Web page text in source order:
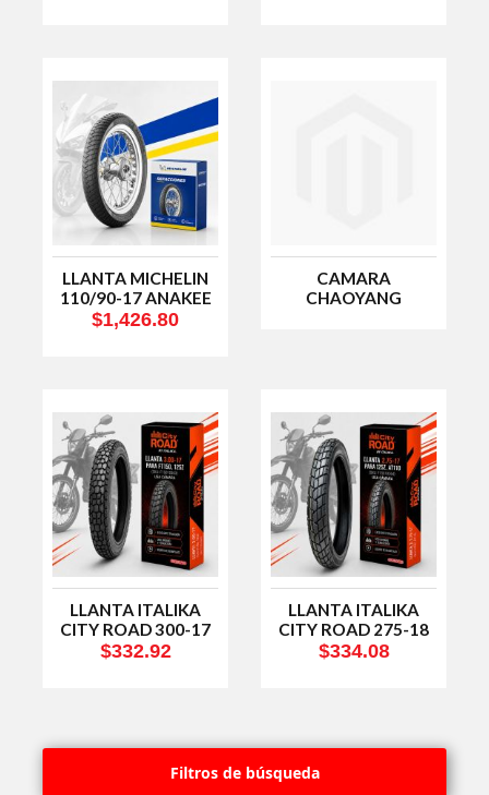
LLANTA MICHELIN
110/90-17 ANAKEE
STREET 60P LEV R
$1,426.80
CAMARA
CHAOYANG
LLANTA ITALIKA
CITY ROAD 300-17
DP F15010363
$332.92
LLANTA ITALIKA
CITY ROAD 275-18
DP F15010362
$334.08
Filtros de búsqueda